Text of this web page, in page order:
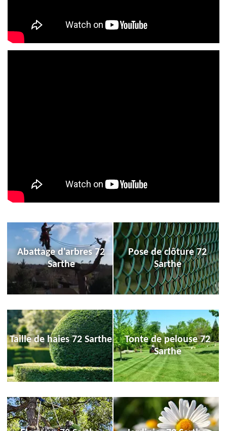
Abattage d'arbres 72
Sarthe
Pose de clôture 72
Sarthe
Taille de haies 72 Sarthe
Tonte de pelouse 72
Sarthe